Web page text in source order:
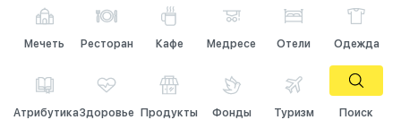
Мечеть Ресторан Кафе Медресе Отели Одежда
АтрибутикаЗдоровье Продукты Фонды Туризм Поиск